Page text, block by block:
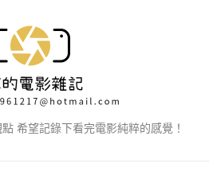
希望記錄下看完電影純粹的感覺！